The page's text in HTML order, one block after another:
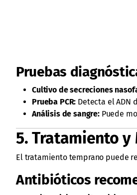
Pruebas
Cultivo de secreciones
Prueba PCR: Detecta el ADN
Análisis de sangre:Puede
5. Tratamiento y
El tratamiento temprano puede
Antibióticos